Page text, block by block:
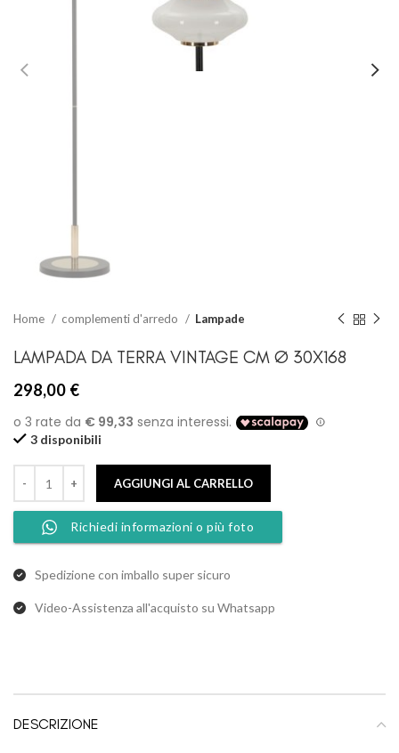
Home complementi d'arredo Lampade
LAMPADA DA TERRA VINTAGE CM Ø 30X168
298,00 €
3 disponibili
AGGIUNGI AL CARRELLO
Richiedi informazioni o più foto
Spedizione con imballo super sicuro
Video-Assistenza all'acquisto su Whatsapp
DESCRIZIONE